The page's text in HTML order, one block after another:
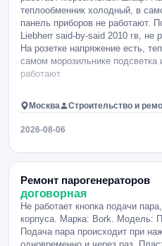
теплообменник холодный, в
панель приборов не работают.
Liebherr said-by-said 2010 гв, не
На розетке напряжение есть,
самом морозильнике подсветка
работают.
Москва Строительство и
2026-08-06
Ремонт парогенераторов
договорная
Не работает кнопка подачи
корпуса. Марка: Bork. Модель:
Подача пара происходит при